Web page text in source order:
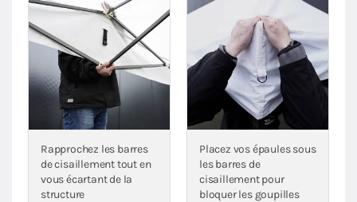
Rapprochez les barres
de cisaillement tout en
vous écartant de la
structure
Placez vos épaules sous
les barres de
cisaillement pour
bloquer les goupilles